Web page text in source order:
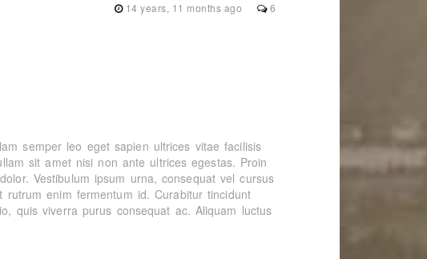
14 years, 11 months ago 6
semper leo eget sapien ultrices vitae facilisis
sit amet nisi non ante ultrices egestas. Proin
Vestibulum ipsum urna, consequat vel cursus
enim fermentum id. Curabitur tincidunt
quis viverra purus consequat ac. Aliquam luctus